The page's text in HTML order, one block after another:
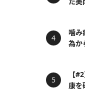
噛み
為か
【
康を